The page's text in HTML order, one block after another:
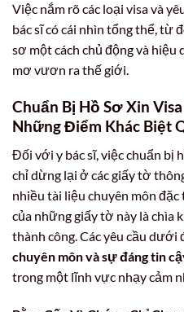
Việc nắm rõ các loại visa và
bác sĩ có cái nhìn tổng thể, từ
sơ một cách chủ động và
mơ vươn ra thế giới.
Chuẩn Bị Hồ Sơ Xin
Những Điểm Khác Biệt
Đối với y bác sĩ, việc chuẩn bị
chỉ dừng lại ở các giấy tờ
nhiều tài liệu chuyên môn đặc
của những giấy tờ này là chìa
thành công. Các yêu cầu
chuyên môn và sự đáng tin
trong một lĩnh vực nhạy cảm